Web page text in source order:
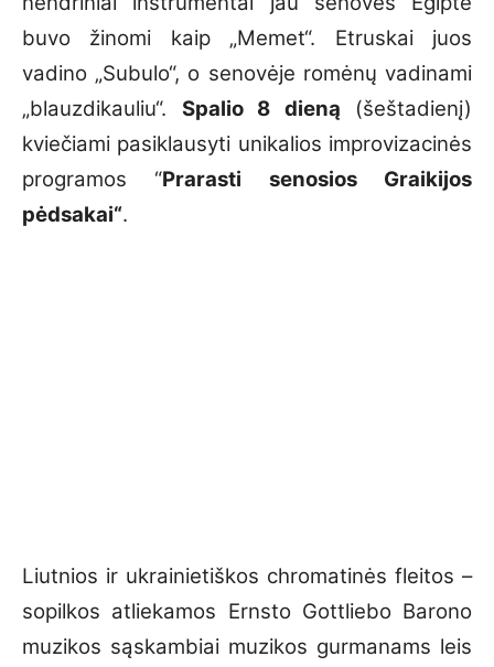
buvo žinomi kaip „Memet“. Etruskai juos
vadino „Subulo“, o senovėje romėnų vadinami
„blauzdikauliu“. Spalio 8 dieną (šeštadienį)
kviečiami pasiklausyti unikalios improvizacinės
programos “Prarasti senosios Graikijos
pėdsakai“.
Liutnios ir ukrainietiškos chromatinės fleitos –
sopilkos atliekamos Ernsto Gottliebo Barono
muzikos sąskambiai muzikos gurmanams leis